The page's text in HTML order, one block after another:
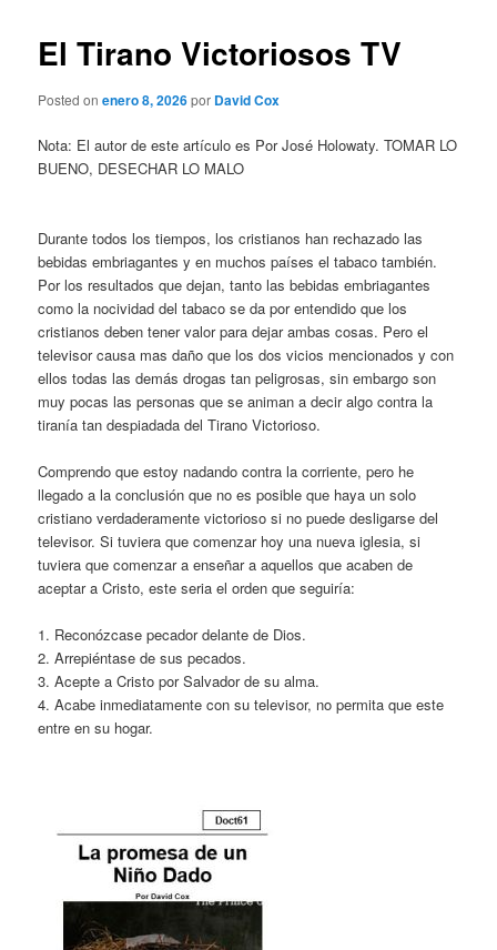
El Tirano Victoriosos TV
Posted onenero 8, 2026por David Cox
Nota: El autor de este artículo es Por José Holowaty. TOMAR LO
BUENO, DESECHAR LO MALO
Durante todos los tiempos, los cristianos han rechazado las
bebidas embriagantes y en muchos países el tabaco también.
Por los resultados que dejan, tanto las bebidas embriagantes
como la nocividad del tabaco se da por entendido que los
cristianos deben tener valor para dejar ambas cosas. Pero el
televisor causa mas daño que los dos vicios mencionados y con
ellos todas las demás drogas tan peligrosas, sin embargo son
muy pocas las personas que se animan a decir algo contra la
tiranía tan despiadada del Tirano Victorioso.
Comprendo que estoy nadando contra la corriente, pero he
llegado a la conclusión que no es posible que haya un solo
cristiano verdaderamente victorioso si no puede desligarse del
televisor. Si tuviera que comenzar hoy una nueva iglesia, si
tuviera que comenzar a enseñar a aquellos que acaben de
aceptar a Cristo, este seria el orden que seguiría:
1. Reconózcase pecador delante de Dios.
2. Arrepiéntase de sus pecados.
3. Acepte a Cristo por Salvador de su alma.
4. Acabe inmediatamente con su televisor, no permita que este
entre en su hogar.